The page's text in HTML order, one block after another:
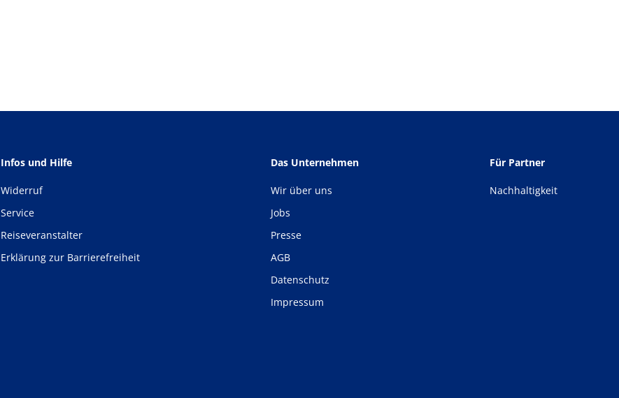
Infos und Hilfe
Widerruf
Service
Reiseveranstalter
Erklärung zur Barrierefreiheit
Das Unternehmen
Wir über uns
Jobs
Presse
AGB
Datenschutz
Impressum
Für Partner
Nachhaltigkeit